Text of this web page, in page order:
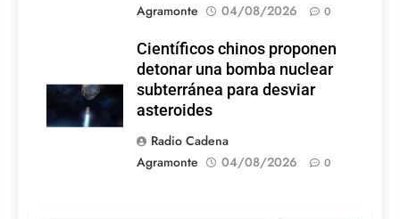
Agramonte
04/08/2026 0
Científicos chinos proponen
detonar una bomba nuclear
subterránea para desviar
asteroides
Radio Cadena
Agramonte
04/08/2026 0